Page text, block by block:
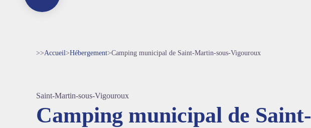
>>Accueil>Hébergement>Camping municipal de Saint-Martin-sous-Vigouroux
Saint-Martin-sous-Vigouroux
Camping municipal de Saint-